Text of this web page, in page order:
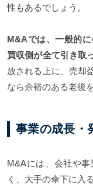
性もあるでしょう。
M&Aでは、一般的に
買収側が全て引き取
放される上に、売却
なら余裕のある老後
事業の成長・
M&Aには、会社や
く、大手の傘下に入